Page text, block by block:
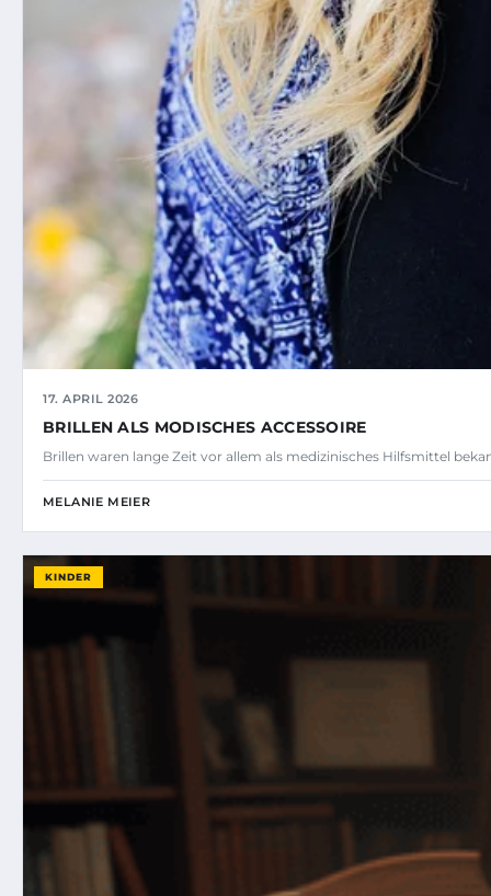
17. APRIL 2026
BRILLEN ALS MODISCHES ACCESSOIRE
Brillen waren lange Zeit vor allem als medizinisches Hilfsmittel
MELANIE MEIER
KINDER